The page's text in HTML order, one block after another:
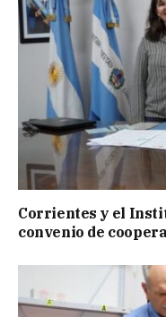
Corrientes y el
convenio de